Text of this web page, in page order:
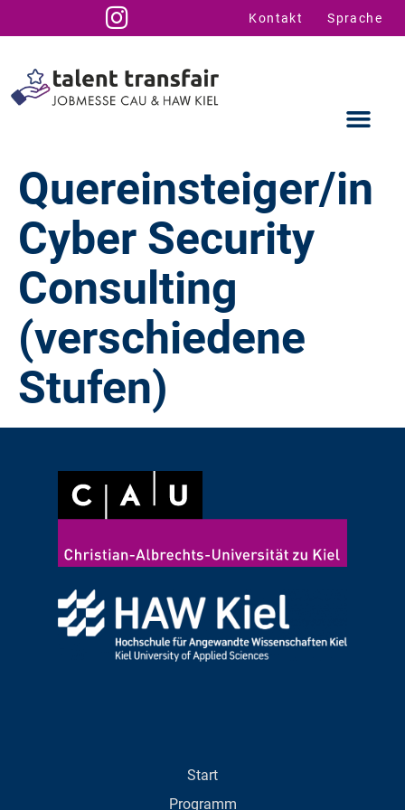
Kontakt Sprache
Quereinsteiger/in
Cyber Security
Consulting
(verschiedene
Stufen)
Start
Programm